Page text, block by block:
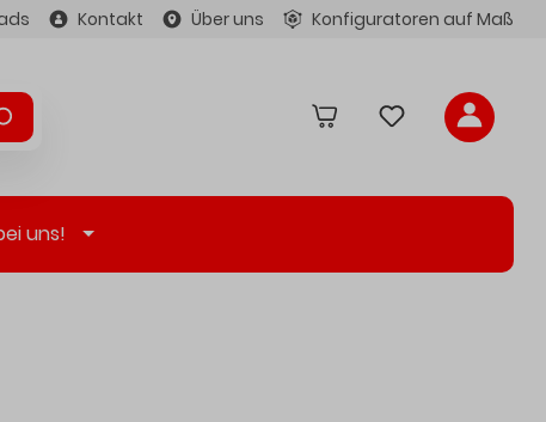
Kontakt Über uns Konfiguratoren auf Maß
uns!